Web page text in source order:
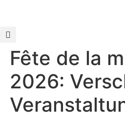
Fête de la
2026: